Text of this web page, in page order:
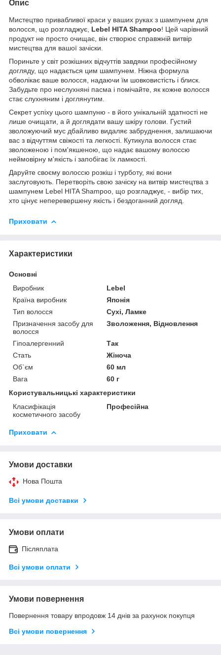
Опис
Мистецтво привабливої краси у ваших руках з шампунем для
волосся, що розгладжує, Lebel HITA Shampoo! Цей чарівний
продукт не просто очищає, він створює справжній витвір
мистецтва для вашої зачіски.
Пориньте у світ розкішних відчуттів завдяки професійному
догляду, що надається цим шампунем. Ніжна формула
обволікає ваше волосся, надаючи їм шовковистість і блиск.
Забудьте про неслухняні пасма і помічайте, як кожне волосся
стає слухняним і доглянутим.
Секрет успіху цього шампуню - в його унікальній здатності не
лише очищати, а й доглядати вашу шкіру голови. Густий
зволожуючий мус дбайливо видаляє забруднення, залишаючи
вас з відчуттям свіжості та легкості. Кутикула волосся стає
зволоженою і пом'якшеною, що надає вашому волоссю
неймовірну м'якість і запобігає їх ламкості.
Даруйте своєму волоссю розкіш і турботу, які вони
заслуговують. Перетворіть свою зачіску на витвір мистецтва з
шампунем Lebel HITA Shampoo, що розгладжує, - вибір тих,
хто цінує неперевершену якість і бездоганний догляд.
Приховати
Характеристики
Основні
Виробник
Lebel
Країна виробник
Японія
Тип волосся
Сухі, Ламке
Призначення засобу для
волосся
Зволоження, Відновлення
Гіпоалергенний
Так
Стать
Жіноча
Об`єм
60 мл
Вага
60 г
Користувальницькі характеристики
Класифікація
косметичного засобу
Професійна
Приховати
Умови доставки
Нова Пошта
Всі умови доставки
Умови оплати
Післяплата
Всі умови оплати
Умови повернення
Повернення товару впродовж 14 днів за рахунок покупця
Всі умови повернення